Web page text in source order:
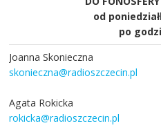
od
po
Joanna Skonieczna
skonieczna@radioszczecin.pl
Agata Rokicka
rokicka@radioszczecin.pl